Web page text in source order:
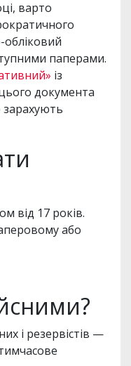
варто
паперами.
із
документа
зарахують
від 17 років.
або
і резервістів —